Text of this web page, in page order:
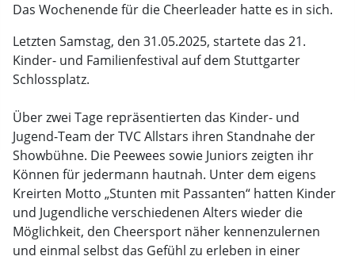
Das Wochenende für die Cheerleader hatte es in sich.
Letzten Samstag, den 31.05.2025, startete das 21.
Kinder- und Familienfestival auf dem Stuttgarter
Schlossplatz.
Über zwei Tage repräsentierten das Kinder- und
Jugend-Team der TVC Allstars ihren Standnahe der
Showbühne. Die Peewees sowie Juniors zeigten ihr
Können für jedermann hautnah. Unter dem eigens
Kreirten Motto „Stunten mit Passanten“ hatten Kinder
und Jugendliche verschiedenen Alters wieder die
Möglichkeit, den Cheersport näher kennenzulernen
und einmal selbst das Gefühl zu erleben in einer